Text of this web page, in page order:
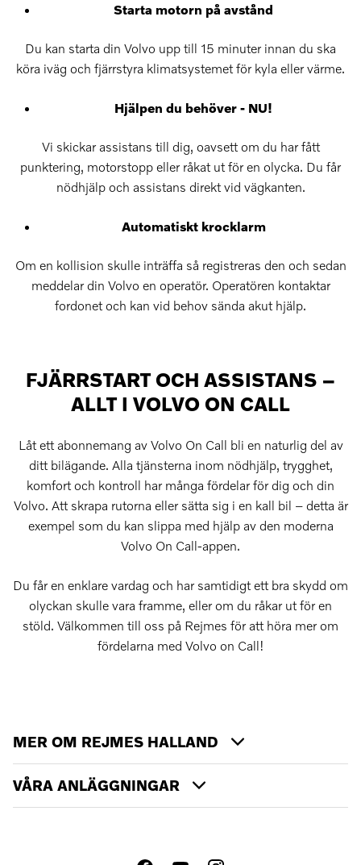
Starta motorn på avstånd
Du kan starta din Volvo upp till 15 minuter innan du ska
köra iväg och fjärrstyra klimatsystemet för kyla eller värme.
Hjälpen du behöver - NU!
Vi skickar assistans till dig, oavsett om du har fått
punktering, motorstopp eller råkat ut för en olycka. Du får
nödhjälp och assistans direkt vid vägkanten.
Automatiskt krocklarm
Om en kollision skulle inträffa så registreras den och sedan
meddelar din Volvo en operatör. Operatören kontaktar
fordonet och kan vid behov sända akut hjälp.
FJÄRRSTART OCH ASSISTANS –
ALLT I VOLVO ON CALL
Låt ett abonnemang av Volvo On Call bli en naturlig del av
ditt bilägande. Alla tjänsterna inom nödhjälp, trygghet,
komfort och kontroll har många fördelar för dig och din
Volvo. Att skrapa rutorna eller sätta sig i en kall bil – detta är
exempel som du kan slippa med hjälp av den moderna
Volvo On Call-appen.
Du får en enklare vardag och har samtidigt ett bra skydd om
olyckan skulle vara framme, eller om du råkar ut för en
stöld. Välkommen till oss på Rejmes för att höra mer om
fördelarna med Volvo on Call!
MER OM REJMES HALLAND
VÅRA ANLÄGGNINGAR